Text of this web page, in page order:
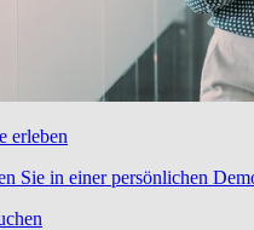
erleben
Sie in einer persönlichen